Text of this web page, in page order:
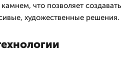
что позволяет создавать
художественные решения.